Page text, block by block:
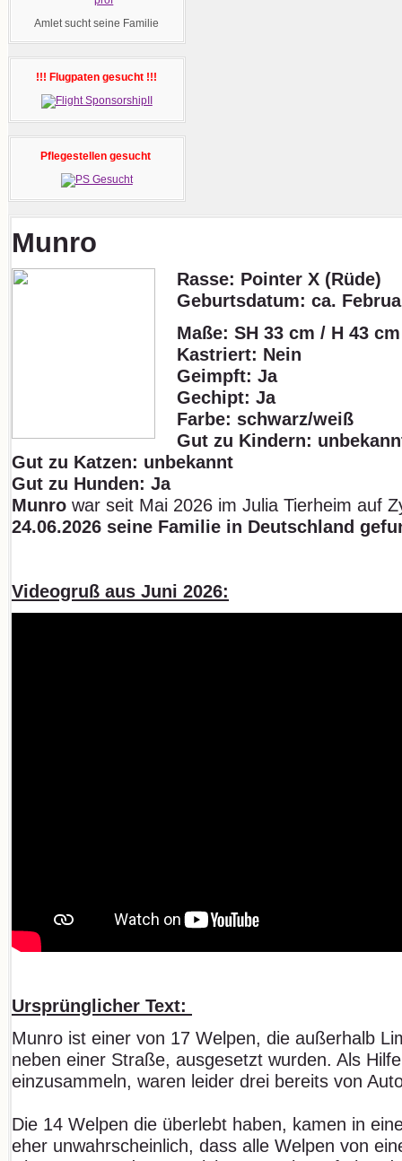
Amlet sucht seine Familie
!!! Flugpaten gesucht !!!
Pflegestellen gesucht
Munro
Rasse: Pointer X (Rüde)
Geburtsdatum: ca.
Maße: SH 33 cm / H 43
Kastriert: Nein
Geimpft: Ja
Gechipt: Ja
Farbe: schwarz/weiß
Gut zu Kindern:
Gut zu Katzen: unbekannt
Gut zu Hunden: Ja
Munro war seit Mai 2026 im Julia Tierheim auf
24.06.2026 seine Familie in Deutschland
Videogruß aus Juni 2026:
Ursprünglicher Text:
Munro ist einer von 17 Welpen, die außerhalb
neben einer Straße, ausgesetzt wurden. Als
einzusammeln, waren leider drei bereits von
Die 14 Welpen die überlebt haben, kamen in
eher unwahrscheinlich, dass alle Welpen von